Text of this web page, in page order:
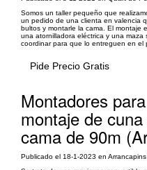
Somos un taller pequeño que
un pedido de una clienta en valencia
bultos y montarle la cama. El montaje
una atornilladora eléctrica y una
coordinar para que lo entreguen en el
Pide Precio Gratis
Montadores
montaje de
cama de 90m
Publicado el 18-1-2023 en